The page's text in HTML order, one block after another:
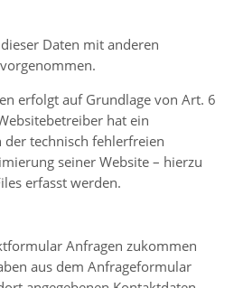
Daten mit anderen
erfolgt auf Grundlage von Art. 6
hat ein
der technisch fehlerfreien
seiner Website – hierzu
erfasst werden.
Anfragen zukommen
aus dem Anfrageformular